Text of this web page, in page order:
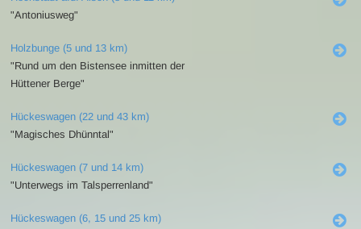
"Antoniusweg"
Holzbunge (5 und 13 km)
"Rund um den Bistensee inmitten der
Hüttener Berge"
Hückeswagen (22 und 43 km)
"Magisches Dhünntal"
Hückeswagen (7 und 14 km)
"Unterwegs im Talsperrenland"
Hückeswagen (6, 15 und 25 km)